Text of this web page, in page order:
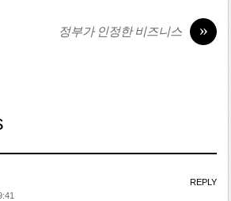
»
정부가 인정한 비즈니스
REPLY